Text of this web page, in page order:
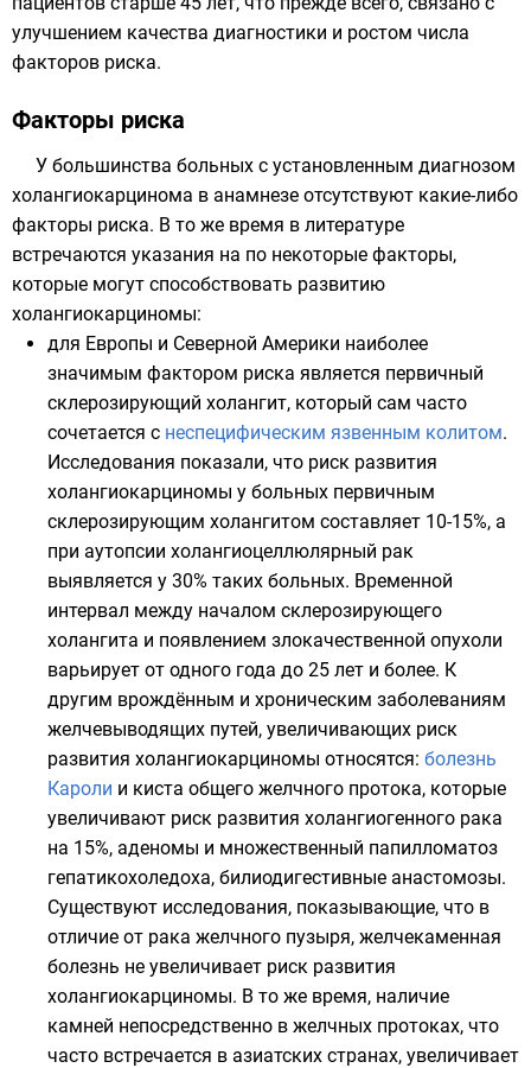
улучшением качества диагностики и ростом числа
факторов риска.
Факторы риска
У большинства больных с установленным диагнозом
холангиокарцинома в анамнезе отсутствуют какие-либо
факторы риска. В то же время в литературе
встречаются указания на по некоторые факторы,
которые могут способствовать развитию
холангиокарциномы:
для Европы и Северной Америки наиболее
значимым фактором риска является первичный
склерозирующий холангит, который сам часто
сочетается с неспецифическим язвенным колитом.
Исследования показали, что риск развития
холангиокарциномы у больных первичным
склерозирующим холангитом составляет 10-15%, а
при аутопсии холангиоцеллюлярный рак
выявляется у 30% таких больных. Временной
интервал между началом склерозирующего
холангита и появлением злокачественной опухоли
варьирует от одного года до 25 лет и более. К
другим врождённым и хроническим заболеваниям
желчевыводящих путей, увеличивающих риск
развития холангиокарциномы относятся: болезнь
Кароли и киста общего желчного протока, которые
увеличивают риск развития холангиогенного рака
на 15%, аденомы и множественный папилломатоз
гепатикохоледоха, билиодигестивные анастомозы.
Существуют исследования, показывающие, что в
отличие от рака желчного пузыря, желчекаменная
болезнь не увеличивает риск развития
холангиокарциномы. В то же время, наличие
камней непосредственно в желчных протоках, что
часто встречается в азиатских странах, увеличивает